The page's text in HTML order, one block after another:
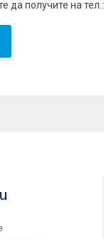
получите на